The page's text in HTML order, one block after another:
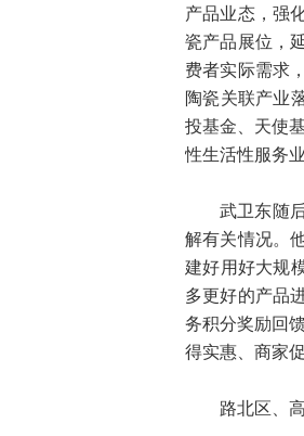
产品业态，强
瓷产品展位，
费者实际需求
陶瓷关联产业
投基金、天使
性生活性服务
武卫东随
解有关情况。
建好用好大规
多更好的产品
务积分奖励回
得实惠、商家
路北区、